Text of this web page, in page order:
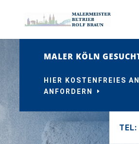
MALER KÖLN
HIER KOSTENFREIES
ANFORDERN